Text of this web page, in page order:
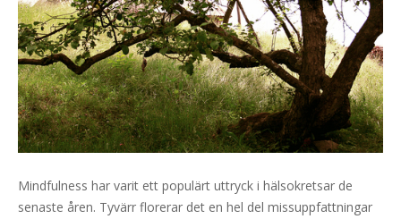
Mindfulness har varit ett populärt uttryck i hälsokretsar de
senaste åren. Tyvärr florerar det en hel del missuppfattningar